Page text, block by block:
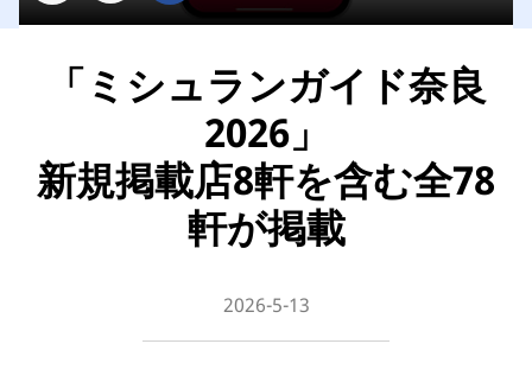
「ミシュランガイド奈良
2026」
新規掲載店8軒を含む全78
軒が掲載
2026-5-13